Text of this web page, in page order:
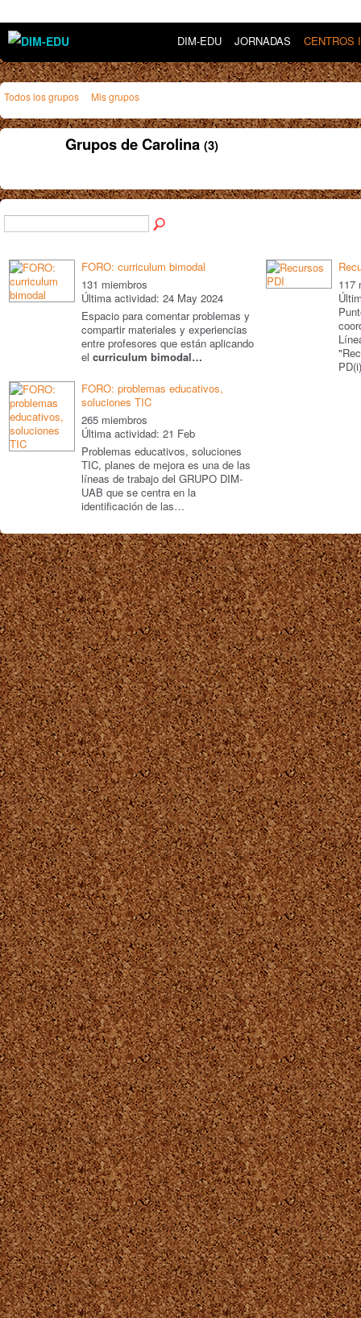
DIM-EDU JORNADAS CENTROS
Todos los grupos Mis grupos
Grupos de Carolina (3)
FORO: curriculum bimodal
131 miembros
Última actividad: 24 May 2024
Espacio para comentar problemas y
compartir materiales y experiencias
entre profesores que están aplicando
el curriculum bimodal…
117
FORO: problemas educativos,
soluciones TIC
265 miembros
Última actividad: 21 Feb
Problemas educativos, soluciones
TIC, planes de mejora es una de las
líneas de trabajo del GRUPO DIM-
UAB que se centra en la
identificación de las…